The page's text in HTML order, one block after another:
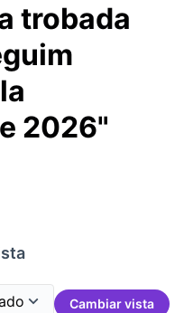
trobada
2026"
Cambiar vista